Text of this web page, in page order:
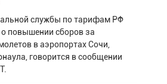
службы по тарифам РФ
повышении сборов за
в аэропортах Сочи,
говорится в сообщении